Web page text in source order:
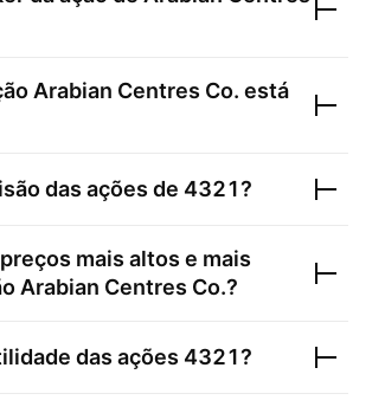
Arabian Centres Co. está
das ações de 4321?
mais altos e mais
Arabian Centres Co.?
das ações 4321?